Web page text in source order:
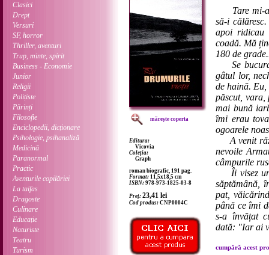
Clasici
Drept
Versuri
SF, horror
Thriller, aventuri
Trup, minte, spirit
Business - Economie
Junior
Religii
Polițiste
Părinți
Filosofie
Enciclopedii, dicționare
Psihologie, psihanaliză
Medicină
Paranormal
Practic
Aventurile copilăriei
La taifas
Dragoste
Culinare
Educație
Naturiste
Teatru
Turism
mărește coperta
Editura:
Vicovia
Coleția:
Graph
roman biografic, 191 pag.
Format: 11,5x18,5 cm
ISBN: 978-973-1825-03-8
Preț: 23,41 lei
Cod produs: CNP0004C
Tare mi-
să-i
apoi ridicau
coadă. Mă
180 de
Se
gâtul lor,
de haină.
păscut, vara,
mai bună
îmi erau
ogoarele
A venit
nevoile
câmpurile
Îi visez
săptămână,
pat,
până ce îmi
s-a învățat
dată: "Iar ai
cumpără acest